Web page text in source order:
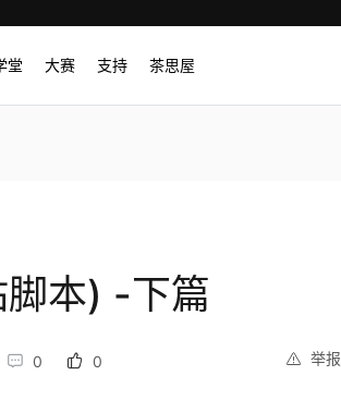
堂 大赛 支持 茶思屋
本) -下篇
举报
0 0